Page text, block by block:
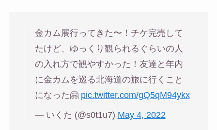
金カム展行ってきた〜！チケ完売して
たけど、ゆっくり観られるぐらいの人
の入れ方で観やすかった！友達と年内
に金カムを巡る北海道の旅に行くこと
になった🤗 pic.twitter.com/gQ5qM94ykx
— いくた (@s0t1u7) May 4, 2022